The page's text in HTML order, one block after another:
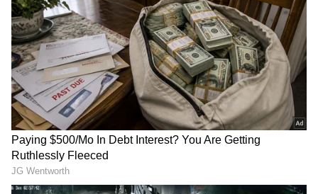
Image Credit : Asianet News
ಸಿಂಹ ರಾಶಿ
ಸಿಂಹ ರಾಶಿಯವರಿಗೆ ಈ ಸೂರ್ಯನ ಸಂಚಾರವು
ಪ್ರಯೋಜನಕಾರಿ ಎಂದು ಸಾಬೀತುಪಡಿಸಬಹುದು. ನಿಮ್ಮ
ವೃತ್ತಿಜೀವನದಲ್ಲಿ ನಿಮಗೆ ಅನೇಕ ಅವಕಾಶಗಳು ಸಿಗಬಹುದು.
ನಿಮ್ಮ ಮನೆ ಮತ್ತು ಕುಟುಂಬದಲ್ಲಿ ಶಾಂತಿಯುತ ಮತ್ತು
ಸಂತೋಷದ ವಾತಾವರಣವಿರುತ್ತದೆ. ನೀವು ತಾಳ್ಮೆಯಿಂದ